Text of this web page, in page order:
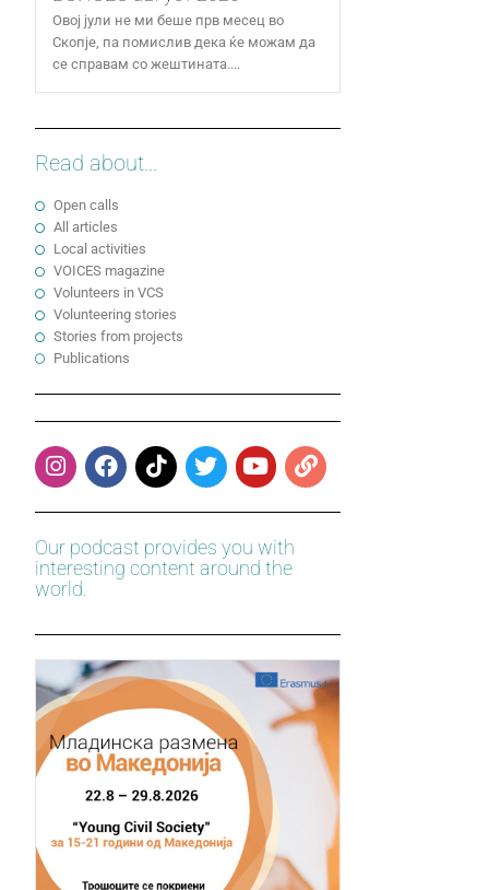
Овој јули не ми беше прв месец во
Скопје, па помислив дека ќе можам да
се справам со жештината....
Read about...
Open calls
All articles
Local activities
VOICES magazine
Volunteers in VCS
Volunteering stories
Stories from projects
Publications
Our podcast provides you with
interesting content around the
world.